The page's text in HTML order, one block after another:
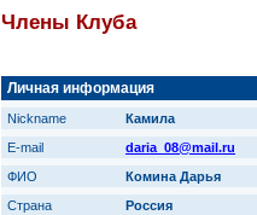
Члены Клуба
Личная информация
Nickname
Камила
E-mail
daria_08@mail.ru
ФИО
Комина Дарья
Страна
Россия